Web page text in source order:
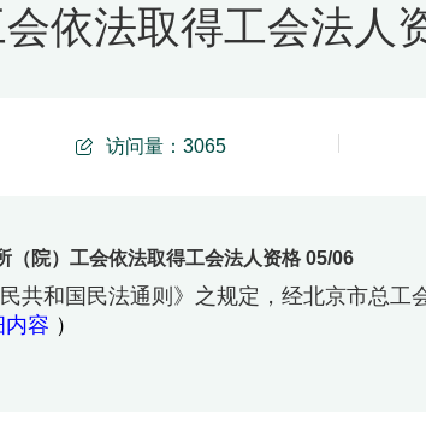
依法取得工会法人
访问量： 3065
（院）工会依法取得工会法人资格 05/06
共和国民法通则》之规定，经北京市总工
内容 ）